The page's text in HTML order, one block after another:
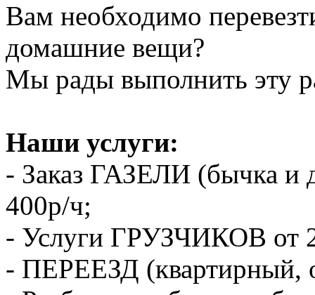
Вам необходимо
домашние вещи?
Мы рады выполнить эту
Наши услуги:
- Заказ ГАЗЕЛИ (бычка и
400р/ч;
- Услуги ГРУЗЧИКОВ от
- ПЕРЕЕЗД (квартирный,